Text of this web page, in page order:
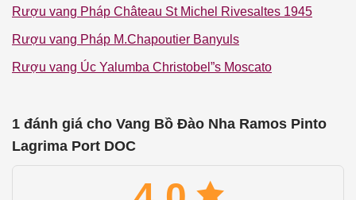
Rượu vang Pháp Château St Michel Rivesaltes 1945
Rượu vang Pháp M.Chapoutier Banyuls
Rượu vang Úc Yalumba Christobel”s Moscato
1 đánh giá cho Vang Bồ Đào Nha Ramos Pinto
Lagrima Port DOC